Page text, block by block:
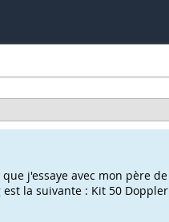
j'essaye avec mon père
la suivante : Kit 50